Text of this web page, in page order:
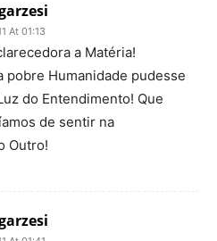
At 01:13
a Matéria!
pobre Humanidade pudesse
do Entendimento! Que
de sentir na
Outro!